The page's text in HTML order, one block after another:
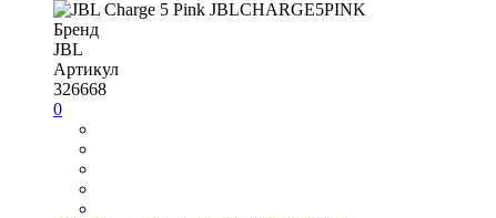
Бренд
JBL
Артикул
326668
0